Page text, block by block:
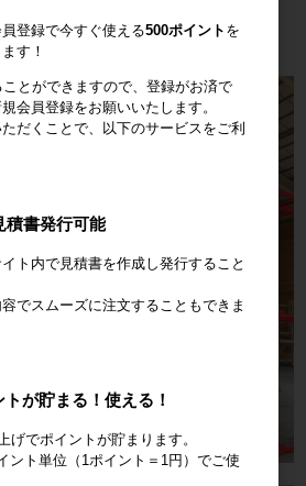
円
登録で今すぐ使える500ポイント を
す！
とができますので、登録がお済で
会員登録をお願いいたします。
だくことで、以下のサービスをご利
積書発行可能
ト内で見積書を作成し発行すること
でスムーズに注文することもできま
が貯まる！使える！
げでポイントが貯まります。
ント単位（1ポイント＝1円）でご使